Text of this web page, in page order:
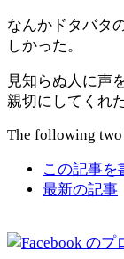
なんかドタバタ
しかった。
見知らぬ人に声
親切にしてくれ
The following two
この記事を
最新の記事